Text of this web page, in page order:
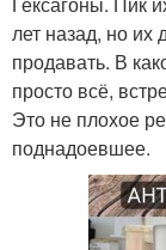
лет назад, но их
продавать. В
просто всё,
Это не плохое
поднадоевшее.